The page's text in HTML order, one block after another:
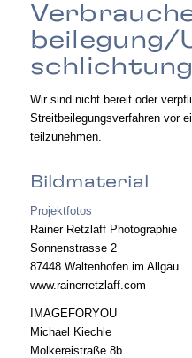
Wir sind nicht bereit oder
Streitbeilegungsverfahren vor
teilzunehmen.
Bildmaterial
Projektfotos
Rainer Retzlaff Photographie
Sonnenstrasse 2
87448 Waltenhofen im Allgäu
www.rainerretzlaff.com
IMAGEFORYOU
Michael Kiechle
Molkereistraße 8b